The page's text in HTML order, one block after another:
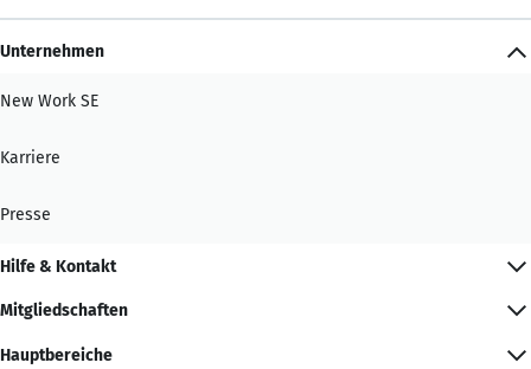
Unternehmen
New Work SE
Karriere
Presse
Hilfe & Kontakt
Mitgliedschaften
Hauptbereiche